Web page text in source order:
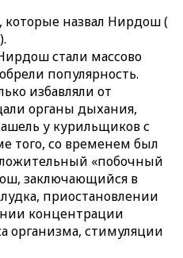
которые назвал Нирдош (
стали массово
популярность.
избавляли от
органы дыхания,
у курильщиков с
того, со временем был
«побочный
заключающийся в
приостановлении
концентрации
организма, стимуляции